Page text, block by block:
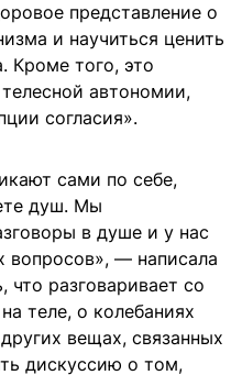
представление о
и научиться ценить
Кроме того, это
автономии,
согласия».
сами по себе,
душ. Мы
в душе и у нас
вопросов», — написала
что разговаривает со
теле, о колебаниях
вещах, связанных
дискуссию о том,